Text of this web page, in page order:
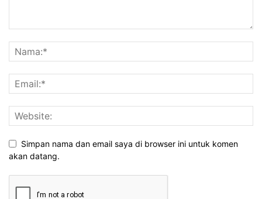
Simpan nama dan email saya di browser ini untuk komen
akan datang.